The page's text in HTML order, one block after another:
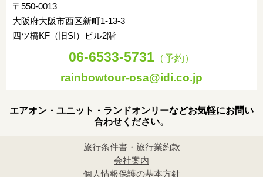
〒550-0013
大阪府大阪市西区新町1-13-3
四ツ橋KF（旧SI）ビル2階
06-6533-5731 （予約）
rainbowtour-osa@idi.co.jp
エアオン・ユニット・ランドオンリーなどお気軽にお問い
合わせください。
旅行条件書・旅行業約款
会社案内
個人情報保護の基本方針